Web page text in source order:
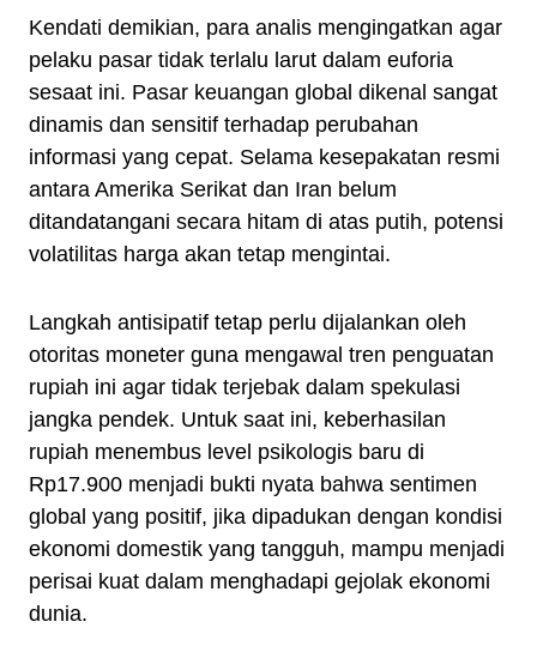
Kendati demikian, para analis mengingatkan agar
pelaku pasar tidak terlalu larut dalam euforia
sesaat ini. Pasar keuangan global dikenal sangat
dinamis dan sensitif terhadap perubahan
informasi yang cepat. Selama kesepakatan resmi
antara Amerika Serikat dan Iran belum
ditandatangani secara hitam di atas putih, potensi
volatilitas harga akan tetap mengintai.
Langkah antisipatif tetap perlu dijalankan oleh
otoritas moneter guna mengawal tren penguatan
rupiah ini agar tidak terjebak dalam spekulasi
jangka pendek. Untuk saat ini, keberhasilan
rupiah menembus level psikologis baru di
Rp17.900 menjadi bukti nyata bahwa sentimen
global yang positif, jika dipadukan dengan kondisi
ekonomi domestik yang tangguh, mampu menjadi
perisai kuat dalam menghadapi gejolak ekonomi
dunia.